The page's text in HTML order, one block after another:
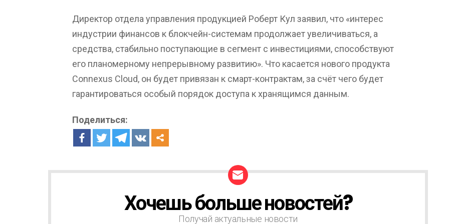
Директор отдела управления продукцией Роберт Кул заявил, что «интерес
индустрии финансов к блокчейн-системам продолжает увеличиваться, а
средства, стабильно поступающие в сегмент с инвестициями, способствуют
его планомерному непрерывному развитию». Что касается нового продукта
Connexus Cloud, он будет привязан к смарт-контрактам, за счёт чего будет
гарантироваться особый порядок доступа к хранящимся данным.
Поделиться:
Хочешь больше новостей?
Получай актуальные новости